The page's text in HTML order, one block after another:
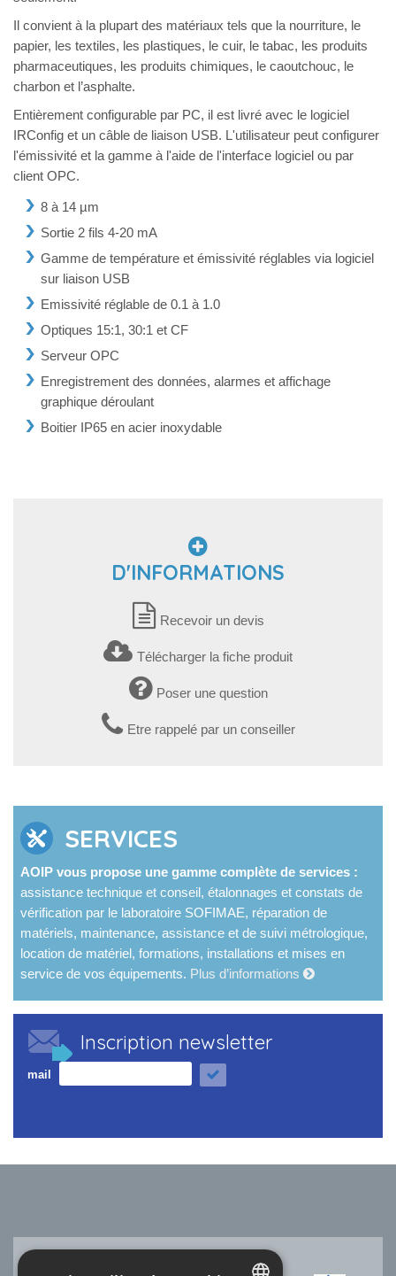
Il convient à la plupart des matériaux tels que la nourriture, le
papier, les textiles, les plastiques, le cuir, le tabac, les produits
pharmaceutiques, les produits chimiques, le caoutchouc, le
charbon et l’asphalte.
Entièrement configurable par PC, il est livré avec le logiciel
IRConfig et un câble de liaison USB. L'utilisateur peut configurer
l'émissivité et la gamme à l'aide de l'interface logiciel ou par
client OPC.
8 à 14 µm
Sortie 2 fils 4-20 mA
Gamme de température et émissivité réglables via logiciel
sur liaison USB
Emissivité réglable de 0.1 à 1.0
Optiques 15:1, 30:1 et CF
Serveur OPC
Enregistrement des données, alarmes et affichage
graphique déroulant
Boitier IP65 en acier inoxydable
D'INFORMATIONS
Recevoir un devis
Télécharger la fiche produit
Poser une question
Etre rappelé par un conseiller
SERVICES
AOIP vous propose une gamme complète de services :
assistance technique et conseil, étalonnages et constats de
vérification par le laboratoire SOFIMAE, réparation de
matériels, maintenance, assistance et de suivi métrologique,
location de matériel, formations, installations et mises en
service de vos équipements. Plus d’informations
Inscription newsletter
mail